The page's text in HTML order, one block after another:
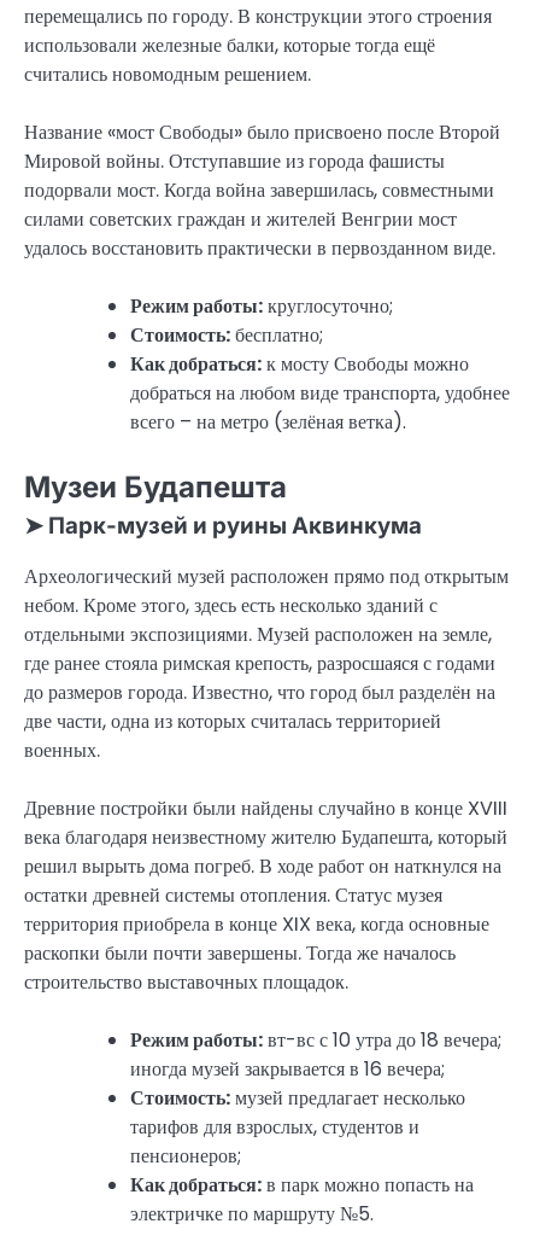
перемещались по городу. В конструкции этого строения
использовали железные балки, которые тогда ещё
считались новомодным решением.
Название «мост Свободы» было присвоено после Второй
Мировой войны. Отступавшие из города фашисты
подорвали мост. Когда война завершилась, совместными
силами советских граждан и жителей Венгрии мост
удалось восстановить практически в первозданном виде.
Режим работы:круглосуточно;
Стоимость:бесплатно;
Как добраться:к мосту Свободы можно
добраться на любом виде транспорта, удобнее
всего – на метро (зелёная ветка).
Музеи Будапешта
➤ Парк-музей и руины Аквинкума
Археологический музей расположен прямо под открытым
небом. Кроме этого, здесь есть несколько зданий с
отдельными экспозициями. Музей расположен на земле,
где ранее стояла римская крепость, разросшаяся с годами
до размеров города. Известно, что город был разделён на
две части, одна из которых считалась территорией
военных.
Древние постройки были найдены случайно в конце XVIII
века благодаря неизвестному жителю Будапешта, который
решил вырыть дома погреб. В ходе работ он наткнулся на
остатки древней системы отопления. Статус музея
территория приобрела в конце XIX века, когда основные
раскопки были почти завершены. Тогда же началось
строительство выставочных площадок.
Режим работы:вт-вс с 10 утра до 18 вечера;
иногда музей закрывается в 16 вечера;
Стоимость:музей предлагает несколько
тарифов для взрослых, студентов и
пенсионеров;
Как добраться:в парк можно попасть на
электричке по маршруту №5.